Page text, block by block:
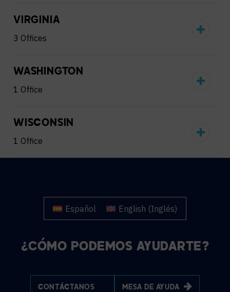
VIRGINIA
3 Offices
WASHINGTON
1 Office
WISCONSIN
1 Office
Español English (Inglés)
¿CÓMO PODEMOS AYUDARTE?
CONTÁCTANOS MESA DE AYUDA